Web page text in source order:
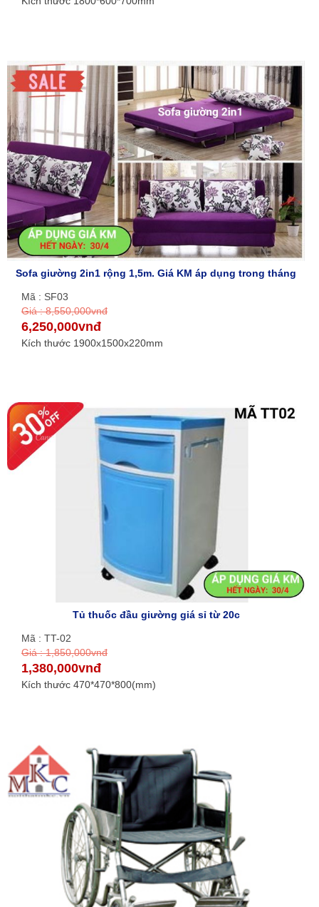
Sofa giường 2in1 rộng 1,5m. Giá KM áp dụng trong tháng
Mã : SF03
Giá : 8,550,000vnđ
6,250,000vnđ
Kích thước 1900x1500x220mm
Tủ thuốc đầu giường giá sỉ từ 20c
Mã : TT-02
Giá : 1,850,000vnđ
1,380,000vnđ
Kích thước 470*470*800(mm)